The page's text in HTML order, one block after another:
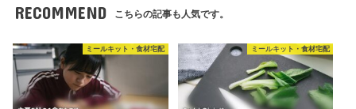
RECOMMEND こちらの記事も人気です。
ミールキット・食材宅配 ミールキット・食材宅配